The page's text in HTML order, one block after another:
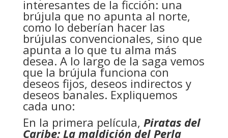
interesantes de la ficción: una
brújula que no apunta al norte,
como lo deberían hacer las
brújulas convencionales, sino que
apunta a lo que tu alma más
desea. A lo largo de la saga vemos
que la brújula funciona con
deseos fijos, deseos indirectos y
deseos banales. Expliquemos
cada uno:
En la primera película, Piratas del
Caribe: La maldición del Perla